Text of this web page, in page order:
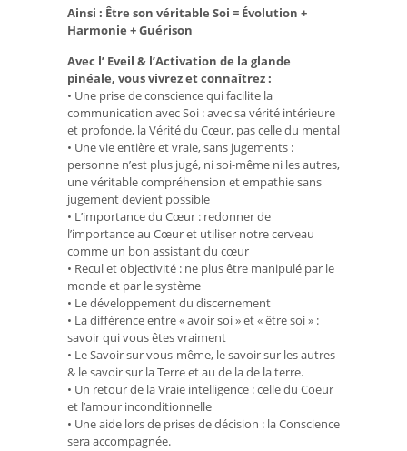
Ainsi : Être son véritable Soi = Évolution +
Harmonie + Guérison
Avec l’ Eveil & l’Activation de la glande
pinéale, vous vivrez et connaîtrez :
• Une prise de conscience qui facilite la
communication avec Soi : avec sa vérité intérieure
et profonde, la Vérité du Cœur, pas celle du mental
• Une vie entière et vraie, sans jugements :
personne n’est plus jugé, ni soi-même ni les autres,
une véritable compréhension et empathie sans
jugement devient possible
• L’importance du Cœur : redonner de
l’importance au Cœur et utiliser notre cerveau
comme un bon assistant du cœur
• Recul et objectivité : ne plus être manipulé par le
monde et par le système
• Le développement du discernement
• La différence entre « avoir soi » et « être soi » :
savoir qui vous êtes vraiment
• Le Savoir sur vous-même, le savoir sur les autres
& le savoir sur la Terre et au de la de la terre.
• Un retour de la Vraie intelligence : celle du Coeur
et l’amour inconditionnelle
• Une aide lors de prises de décision : la Conscience
sera accompagnée.